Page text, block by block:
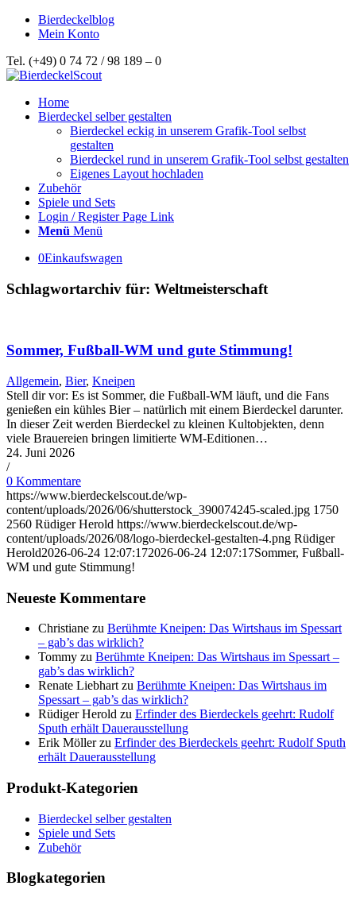
Bierdeckelblog
Mein Konto
Tel. (+49) 0 74 72 / 98 189 – 0
Home
Bierdeckel selber gestalten
Bierdeckel eckig in unserem Grafik-Tool selbst
gestalten
Bierdeckel rund in unserem Grafik-Tool selbst gestalten
Eigenes Layout hochladen
Zubehör
Spiele und Sets
Login / Register Page Link
Menü Menü
0Einkaufswagen
Schlagwortarchiv für: Weltmeisterschaft
Sommer, Fußball-WM und gute Stimmung!
Allgemein, Bier, Kneipen
Stell dir vor: Es ist Sommer, die Fußball-WM läuft, und die Fans
genießen ein kühles Bier – natürlich mit einem Bierdeckel darunter.
In dieser Zeit werden Bierdeckel zu kleinen Kultobjekten, denn
viele Brauereien bringen limitierte WM-Editionen…
24. Juni 2026
/
0 Kommentare
https://www.bierdeckelscout.de/wp-
content/uploads/2026/06/shutterstock_390074245-scaled.jpg 1750
2560 Rüdiger Herold https://www.bierdeckelscout.de/wp-
content/uploads/2026/08/logo-bierdeckel-gestalten-4.png Rüdiger
Herold2026-06-24 12:07:172026-06-24 12:07:17Sommer, Fußball-
WM und gute Stimmung!
Neueste Kommentare
Christiane zu Berühmte Kneipen: Das Wirtshaus im Spessart
– gab’s das wirklich?
Tommy zu Berühmte Kneipen: Das Wirtshaus im Spessart –
gab’s das wirklich?
Renate Liebhart zu Berühmte Kneipen: Das Wirtshaus im
Spessart – gab’s das wirklich?
Rüdiger Herold zu Erfinder des Bierdeckels geehrt: Rudolf
Sputh erhält Dauerausstellung
Erik Möllerzu Erfinder des Bierdeckels geehrt: Rudolf Sputh
erhält Dauerausstellung
Produkt-Kategorien
Bierdeckel selber gestalten
Spiele und Sets
Zubehör
Blogkategorien